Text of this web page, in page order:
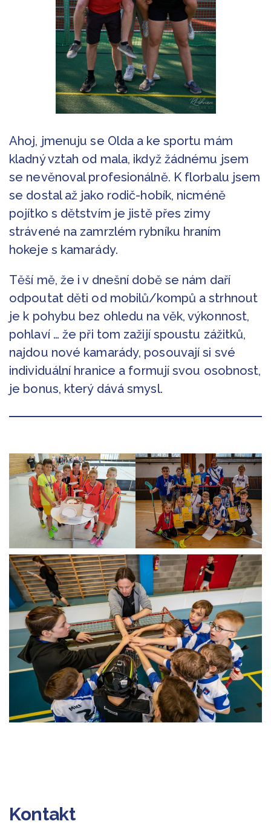
Ahoj, jmenuju se Olda a ke sportu mám
kladný vztah od mala, ikdyž žádnému jsem
se nevěnoval profesionálně. K florbalu jsem
se dostal až jako rodič-hobík, nicméně
pojítko s dětstvím je jistě přes zimy
strávené na zamrzlém rybníku hraním
hokeje s kamarády.
Těší mě, že i v dnešní době se nám daří
odpoutat děti od mobilů/kompů a strhnout
je k pohybu bez ohledu na věk, výkonnost,
pohlaví … že při tom zažijí spoustu zážitků,
najdou nové kamarády, posouvají si své
individuální hranice a formují svou osobnost,
je bonus, který dává smysl.
Kontakt